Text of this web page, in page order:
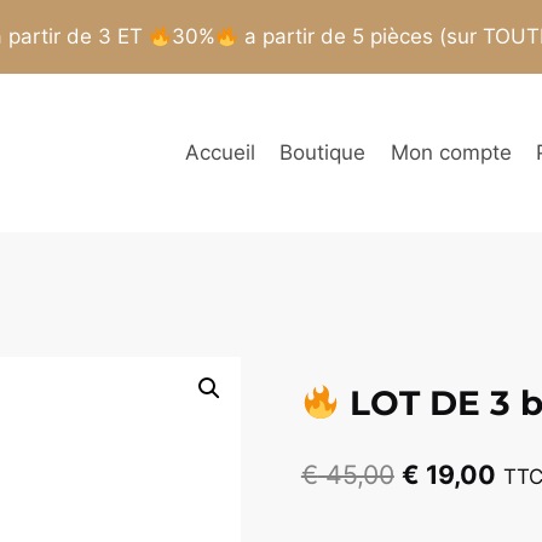
de 3 ET 30% a partir de 5 pièces (sur
Accueil Boutique Mon compte
LOT DE 3
€45,00 Le
€ 19,00Le
TTC